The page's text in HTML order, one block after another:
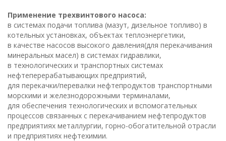
Применение трехвинтового насоса:
в системах подачи топлива (мазут, дизельное топливо) в
котельных установках, объектах теплоэнергетики,
в качестве насосов высокого давления(для перекачивания
минеральных масел) в системах гидравлики,
в технологических и транспортных системах
нефтеперерабатывающих предприятий,
для перекачки/перевалки нефтепродуктов транспортными
морскими и железнодорожными терминалами,
для обеспечения технологических и вспомогательных
процессов связанных с перекачиванием нефтепродуктов
предприятиях металлургии, горно-обогатительной отрасли
и предприятиях нефтехимии.